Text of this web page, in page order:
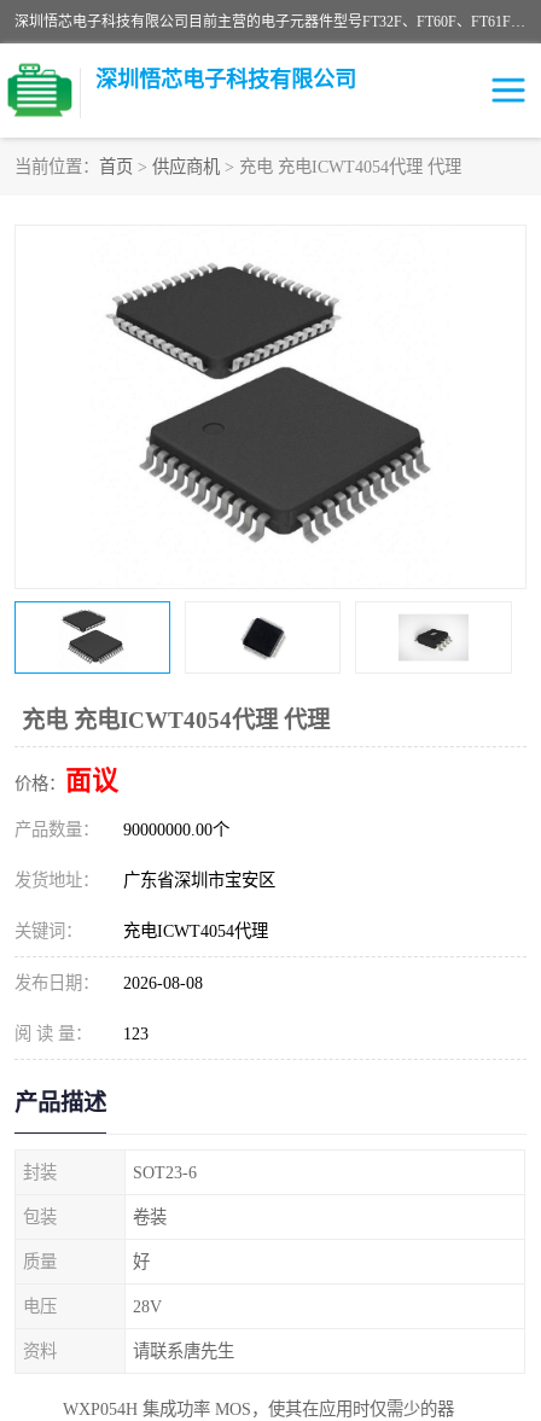
深圳悟芯电子科技有限公司目前主营的电子元器件型号FT32F、FT60F、FT61F、FT62F、FT64F、FT61FC、MCU EEPROM MOS LDO 稳压管 触摸IC DC-DC AC-DC 协议IC等，广泛应用于LED射灯、LED日光灯、等诸多领域。
深圳悟芯电子科技有限公司
当前位置： 首页 > 供应商机 > 充电 充电ICWT4054代理 代理
充电 充电ICWT4054代理 代理
价格： 面议
产品数量： 90000000.00个
发货地址： 广东省深圳市宝安区
关键词： 充电ICWT4054代理
发布日期： 2026-08-08
阅 读 量： 123
产品描述
封装 SOT23-6
包装 卷装
质量 好
电压 28V
资料 请联系唐先生
WXP054H 集成功率 MOS，使其在应用时仅需少的器
FT32F
FT61F
FT61FC
FT61F022
FT61F021